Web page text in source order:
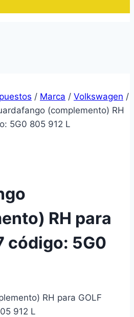
/ Marca / Volkswagen /
(complemento) RH
5G0 805 912 L
RH para
código: 5G0
RH para GOLF
912 L